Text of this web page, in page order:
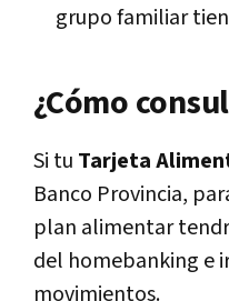
grupo familiar
¿Cómo
Si tu Tarjeta
Banco Provincia,
plan alimentar
del homebanking e
movimientos.